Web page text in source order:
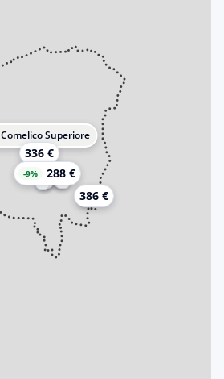
Comelico Superiore
-9%
288 €
386 €
336 €